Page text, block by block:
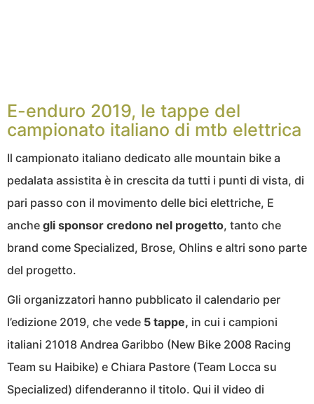
E-enduro 2019, le tappe del
campionato italiano di mtb elettrica
Il campionato italiano dedicato alle mountain bike a
pedalata assistita è in crescita da tutti i punti di vista, di
pari passo con il movimento delle bici elettriche, E
anche gli sponsor credono nel progetto, tanto che
brand come Specialized, Brose, Ohlins e altri sono parte
del progetto.
Gli organizzatori hanno pubblicato il calendario per
l’edizione 2019, che vede 5 tappe, in cui i campioni
italiani 21018 Andrea Garibbo (New Bike 2008 Racing
Team su Haibike) e Chiara Pastore (Team Locca su
Specialized) difenderanno il titolo. Qui il video di